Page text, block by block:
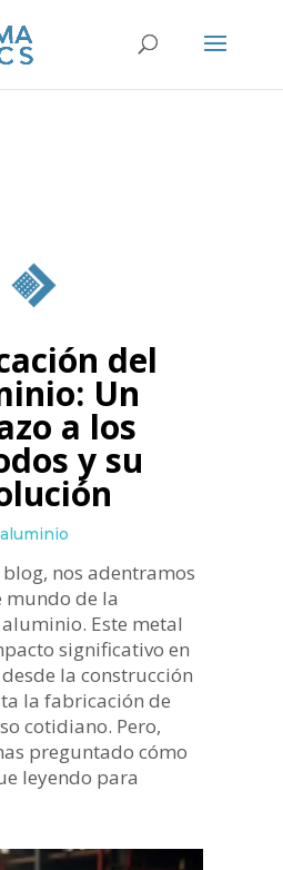
del
Un
a los
y su
aluminio
nos adentramos
mundo de la
Este metal
significativo en
la construcción
la fabricación de
cotidiano. Pero,
preguntado cómo
leyendo para